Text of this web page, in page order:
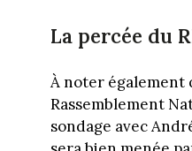
La percée du
À noter également
Rassemblement
sondage avec